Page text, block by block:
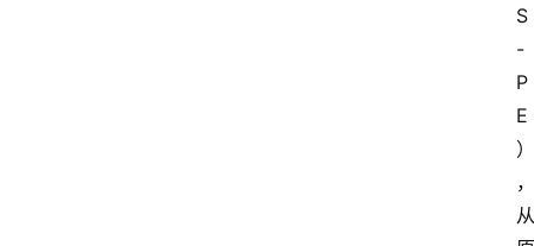
S
-
P
E
）
，
从